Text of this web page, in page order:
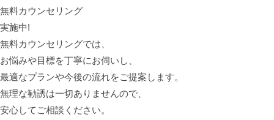
無料カウンセリング
実施中!
無料カウンセリングでは、
お悩みや目標を丁寧にお伺いし、
最適なプランや今後の流れをご提案します。
無理な勧誘は一切ありませんので、
安心してご相談ください。